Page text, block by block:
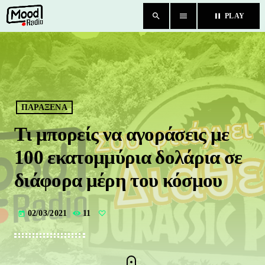
search menu pause PLAY
close
HOME
BLOG
TEAM
CHAT
ΚΑΤΗΓΟΡΙΕΣ
ΠΑΡΑΞΕΝΑ
Τι μπορείς να αγοράσεις με
100 εκατομμύρια δολάρια σε
διάφορα μέρη του κόσμου
today 02/03/2021 11